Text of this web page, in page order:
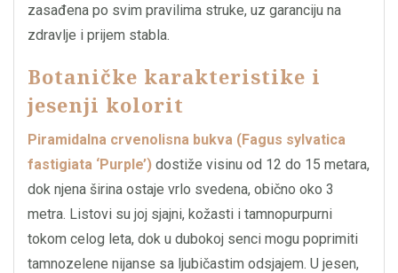
zasađena po svim pravilima struke, uz garanciju na
zdravlje i prijem stabla.
Botaničke karakteristike i
jesenji kolorit
Piramidalna crvenolisna bukva (Fagus sylvatica
fastigiata ‘Purple’) dostiže visinu od 12 do 15 metara,
dok njena širina ostaje vrlo svedena, obično oko 3
metra. Listovi su joj sjajni, kožasti i tamnopurpurni
tokom celog leta, dok u dubokoj senci mogu poprimiti
tamnozelene nijanse sa ljubičastim odsjajem. U jesen,